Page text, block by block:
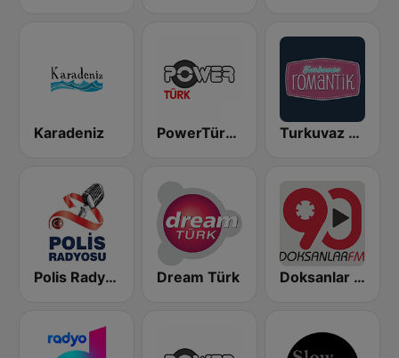
Karadeniz PowerTürk Akustik Turkuvaz Romantik
Polis Radyosu Dream Türk Doksanlar FM